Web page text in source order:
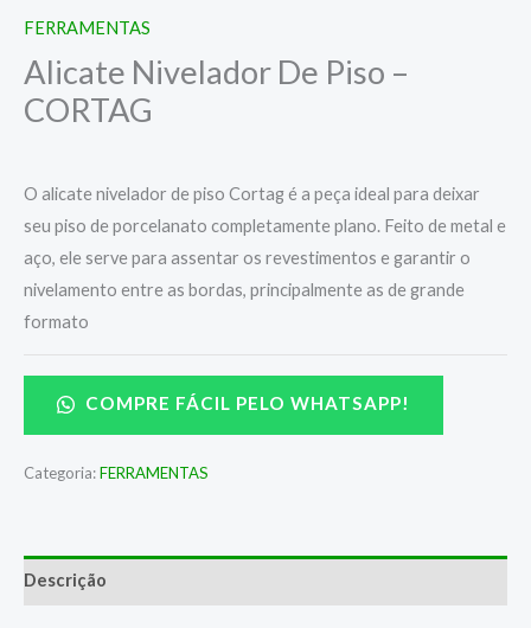
FERRAMENTAS
Alicate Nivelador De Piso –
CORTAG
O alicate nivelador de piso Cortag é a peça ideal para deixar
seu piso de porcelanato completamente plano. Feito de metal e
aço, ele serve para assentar os revestimentos e garantir o
nivelamento entre as bordas, principalmente as de grande
formato
COMPRE FÁCIL PELO WHATSAPP!
Categoria:FERRAMENTAS
Descrição